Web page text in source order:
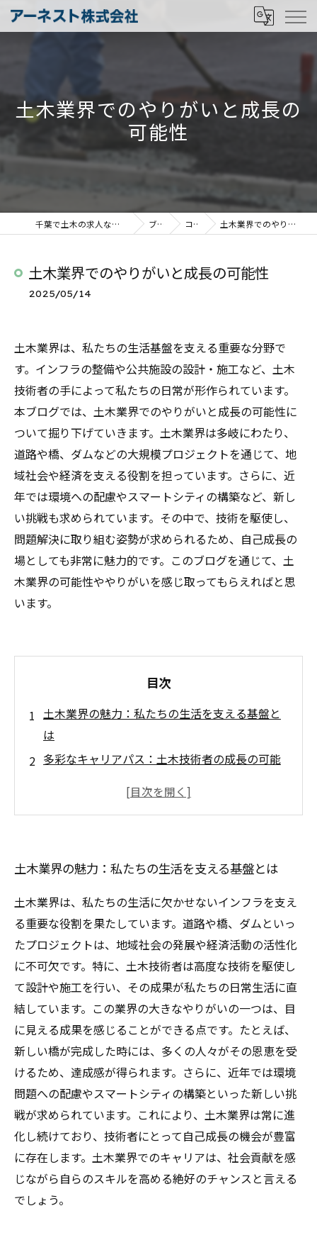
土木業界でのやりがいと成長の
可能性
千葉で土木の求人ならアーネスト株式会社 ブログ コラム 土木業界でのやりがいと成長の可能性
土木業界でのやりがいと成長の可能性
2025/05/14
土木業界は、私たちの生活基盤を支える重要な分野で
す。インフラの整備や公共施設の設計・施工など、土木
技術者の手によって私たちの日常が形作られています。
本ブログでは、土木業界でのやりがいと成長の可能性に
ついて掘り下げていきます。土木業界は多岐にわたり、
道路や橋、ダムなどの大規模プロジェクトを通じて、地
域社会や経済を支える役割を担っています。さらに、近
年では環境への配慮やスマートシティの構築など、新し
い挑戦も求められています。その中で、技術を駆使し、
問題解決に取り組む姿勢が求められるため、自己成長の
場としても非常に魅力的です。このブログを通じて、土
木業界の可能性ややりがいを感じ取ってもらえればと思
います。
目次
土木業界の魅力：私たちの生活を支える基盤と
は
多彩なキャリアパス：土木技術者の成長の可能
地域社会に貢献する土木技術：プロジェクトの
技術革新と問題解決：自己成長の場としての土
木業界
土木業界でのやりがい：成功体験から学ぶ
これからの土木業界：新しい挑戦に取り組む意
義
土木業界の魅力：私たちの生活を支える基盤とは
土木業界は、私たちの生活に欠かせないインフラを支え
る重要な役割を果たしています。道路や橋、ダムといっ
たプロジェクトは、地域社会の発展や経済活動の活性化
に不可欠です。特に、土木技術者は高度な技術を駆使し
て設計や施工を行い、その成果が私たちの日常生活に直
結しています。この業界の大きなやりがいの一つは、目
に見える成果を感じることができる点です。たとえば、
新しい橋が完成した時には、多くの人々がその恩恵を受
けるため、達成感が得られます。さらに、近年では環境
問題への配慮やスマートシティの構築といった新しい挑
戦が求められています。これにより、土木業界は常に進
化し続けており、技術者にとって自己成長の機会が豊富
に存在します。土木業界でのキャリアは、社会貢献を感
じながら自らのスキルを高める絶好のチャンスと言える
でしょう。